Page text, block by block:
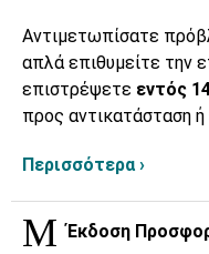
Αντιμετωπίσατε
απλά επιθυμείτε την
επιστρέψετε εντός
προς αντικατάσταση
Περισσότερα ›
Έκδοση